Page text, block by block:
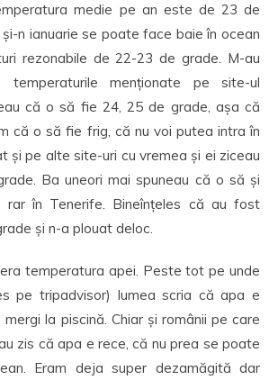
medie pe an este de 23 de
n ianuarie se poate face baie în ocean
rezonabile de 22-23 de grade. M-au
temperaturile menționate pe site-ul
că o să fie 24, 25 de grade, așa că
că o să fie frig, că nu voi putea intra în
și pe alte site-uri cu vremea și ei ziceau
Ba uneori mai spuneau că o să și
rar în Tenerife. Bineînțeles că au fost
și n-a plouat deloc.
temperatura apei. Peste tot pe unde
pe tripadvisor) lumea scria că apa e
la piscină. Chiar și românii pe care
zis că apa e rece, că nu prea se poate
Eram deja super dezamăgită dar